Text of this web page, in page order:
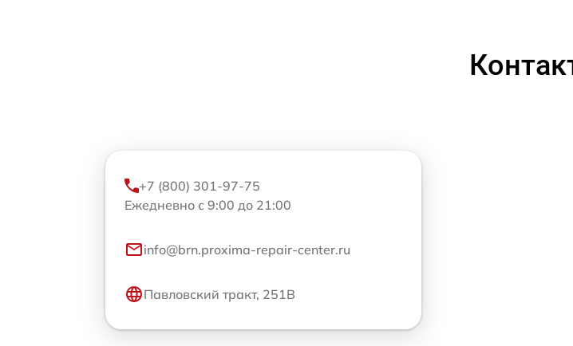
+7 (800) 301-97-75
Ежедневно с 9:00 до 21:00
info@brn.proxima-repair-center.ru
Павловский тракт, 251В